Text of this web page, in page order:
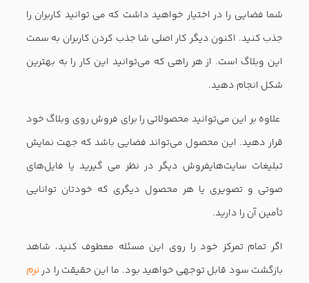
شما فضایی را در اختیار خواهید داشت که می توانید کاربران را
جذب کنید. اکنون دیگر کار اصلی شا جذب کردن کاربران به سمت
این وبلاگ است. از هر راهی که می‌توانید این کار را به بهترین
شکل انجام دهید.
علاوه بر این می‌توانید محصولاتی را برای فروش روی وبلاگ خود
قرار دهید. این محصول می‌تواند فضایی باشد که جهت نمایش
تبلیغات سایت‌هایفروش دیگر در نظر می گیرید یا فایل‌های
صوتی و تصویری یا هر محصول دیگری که خودتان توانایی
تأمین آن را دارید.
اگر تمام تمرکز خود را روی این مسئله معطوف کنید، شاهد
بازگشت سود قابل توجهی خواهید بود. ما این حقیقت را درنرم